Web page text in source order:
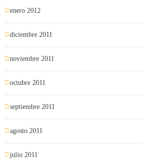
enero 2012
diciembre 2011
noviembre 2011
octubre 2011
septiembre 2011
agosto 2011
julio 2011